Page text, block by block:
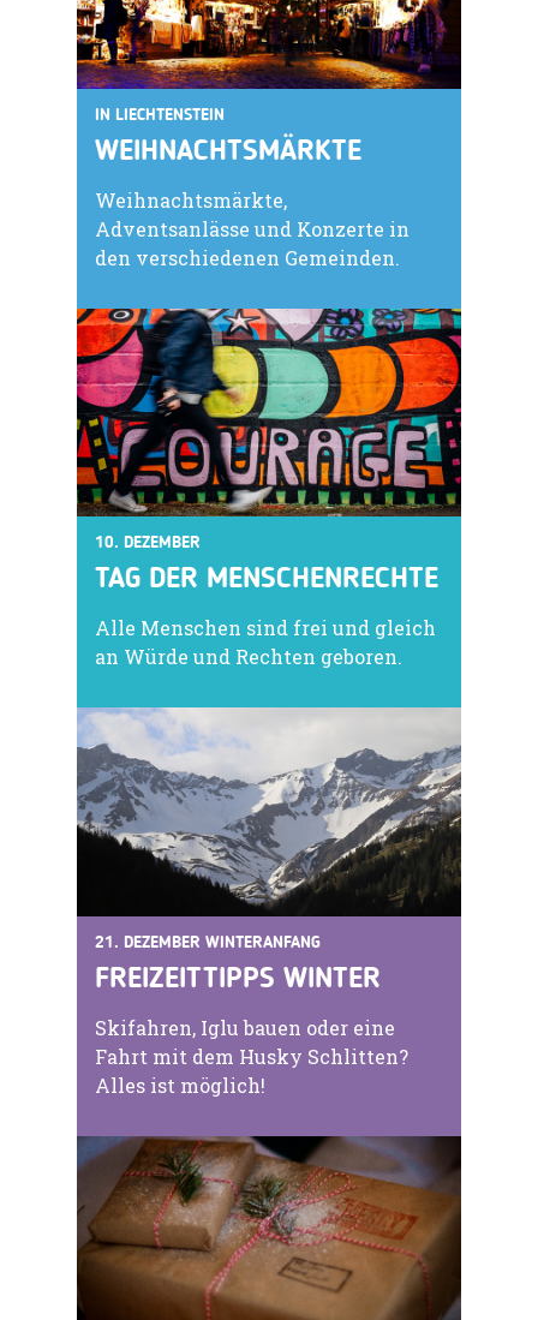
IN LIECHTENSTEIN
WEIHNACHTSMÄRKTE
Weihnachtsmärkte,
Adventsanlässe und Konzerte in
den verschiedenen Gemeinden.
10. DEZEMBER
TAG DER MENSCHENRECHTE
Alle Menschen sind frei und gleich
an Würde und Rechten geboren.
21. DEZEMBER WINTERANFANG
FREIZEITTIPPS WINTER
Skifahren, Iglu bauen oder eine
Fahrt mit dem Husky Schlitten?
Alles ist möglich!